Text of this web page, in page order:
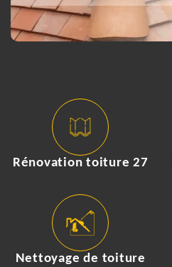
Rénovation toiture 27
Nettoyage de toiture